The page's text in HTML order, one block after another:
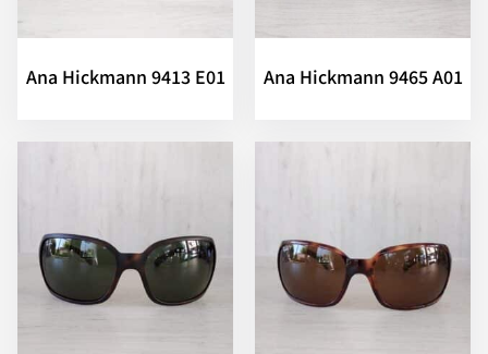
Ana Hickmann 9413 E01 Ana Hickmann 9465 A01